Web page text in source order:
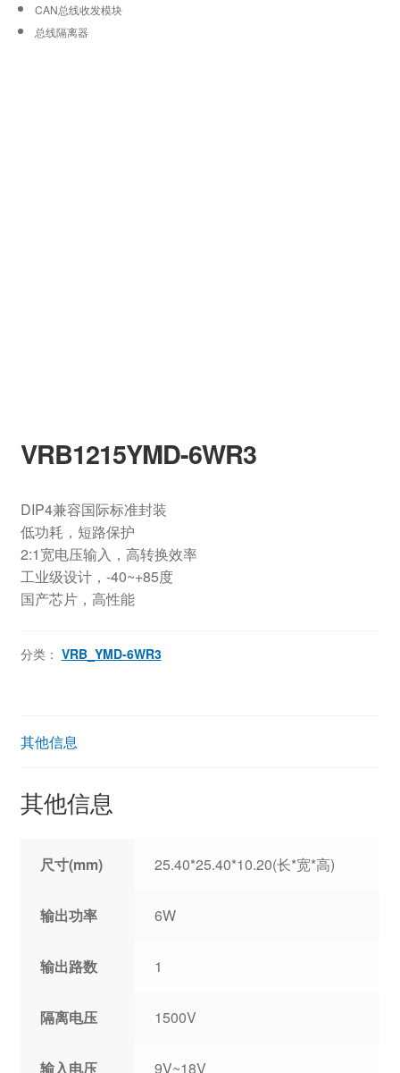
VRB1215YMD-6WR3
DIP4兼容国际标准封装
低功耗，短路保护
2:1宽电压输入，高转换效率
工业级设计，-40~+85度
国产芯片，高性能
分类： VRB_YMD-6WR3
其他信息
其他信息
尺寸(mm) 25.40*25.40*10.20(长*宽*高)
输出功率 6W
输出路数 1
隔离电压 1500V
输入电压 9V~18V
CAN总线收发模块
总线隔离器